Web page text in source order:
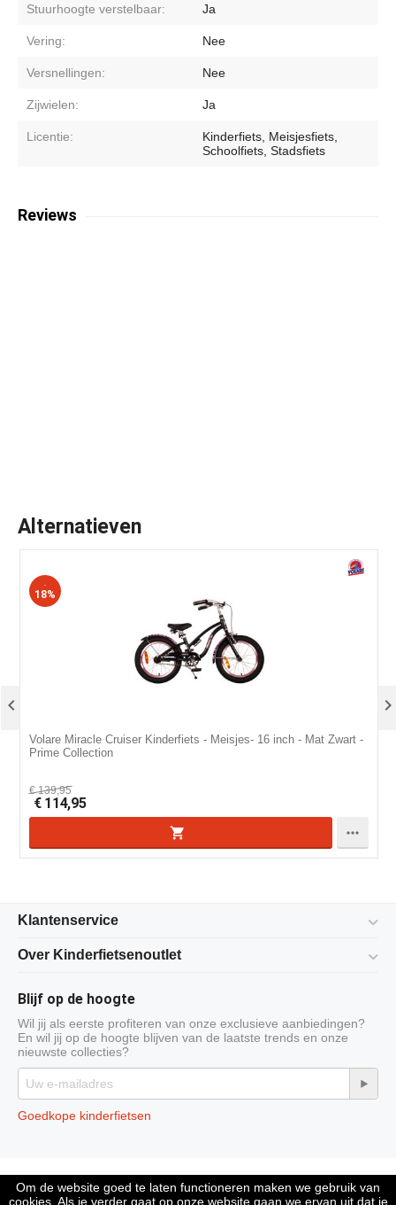
Om de website goed te laten functioneren maken we gebruik van
cookies. Als je verder gaat op onze website gaan we ervan uit dat je
Stuurhoogte verstelbaar: Ja
Vering: Nee
Versnellingen: Nee
Zijwielen: Ja
Licentie:
Kinderfiets, Meisjesfiets,
Schoolfiets, Stadsfiets
Reviews
Alternatieven
-
18%
Volare Miracle Cruiser Kinderfiets - Meisjes- 16 inch - Mat Zwart -
Prime Collection
€139,95
€ 114,95


Klantenservice
Over Kinderfietsenoutlet
Blijf op de hoogte
Wil jij als eerste profiteren van onze exclusieve aanbiedingen?
En wil jij op de hoogte blijven van de laatste trends en onze
nieuwste collecties?
Goedkope kinderfietsen
© 2009-2026 Kinderfietsenoutlet is onderdeel van Compleet Company